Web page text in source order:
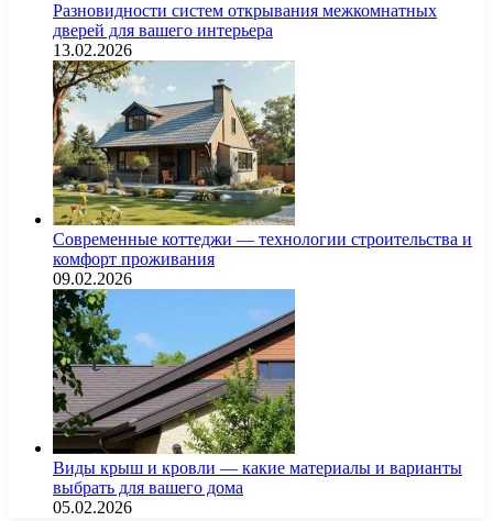
Разновидности систем открывания межкомнатных
дверей для вашего интерьера
13.02.2026
Современные коттеджи — технологии строительства и
комфорт проживания
09.02.2026
Виды крыш и кровли — какие материалы и варианты
выбрать для вашего дома
05.02.2026